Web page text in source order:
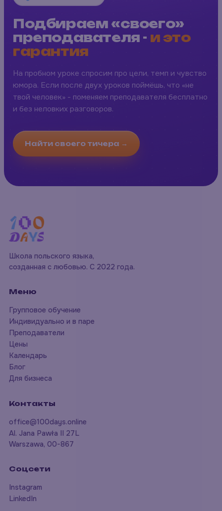
Подбираем «своего»
преподавателя - и это
гарантия
На пробном уроке спросим про цели, темп и чувство
юмора. Если после двух уроков поймёшь, что «не
твой человек» - поменяем преподавателя бесплатно
и без неловких разговоров.
Найти своего тичера →
Школа польского языка,
созданная с любовью. С 2022 года.
Меню
Групповое обучение
Индивидуально и в паре
Преподаватели
Цены
Календарь
Блог
Для бизнеса
Контакты
office@100days.online
Al. Jana Pawła II 27L
Warszawa, 00-867
Соцсети
Instagram
LinkedIn